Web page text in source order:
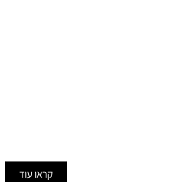
קראו עוד